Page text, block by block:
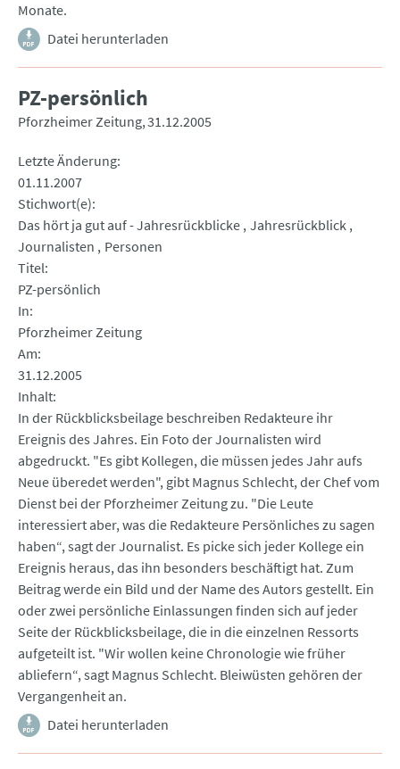
Monate.
Datei herunterladen
PZ-persönlich
Pforzheimer Zeitung 31.12.2005
Letzte Änderung
01.11.2007
Stichwort(e)
Das hört ja gut auf - Jahresrückblicke Jahresrückblick
Journalisten
Personen
Titel
PZ-persönlich
In
Pforzheimer Zeitung
Am
31.12.2005
Inhalt
In der Rückblicksbeilage beschreiben Redakteure ihr
Ereignis des Jahres. Ein Foto der Journalisten wird
abgedruckt. "Es gibt Kollegen, die müssen jedes Jahr aufs
Neue überedet werden", gibt Magnus Schlecht, der Chef vom
Dienst bei der Pforzheimer Zeitung zu. "Die Leute
interessiert aber, was die Redakteure Persönliches zu sagen
haben“, sagt der Journalist. Es picke sich jeder Kollege ein
Ereignis heraus, das ihn besonders beschäftigt hat. Zum
Beitrag werde ein Bild und der Name des Autors gestellt. Ein
oder zwei persönliche Einlassungen finden sich auf jeder
Seite der Rückblicksbeilage, die in die einzelnen Ressorts
aufgeteilt ist. "Wir wollen keine Chronologie wie früher
abliefern“, sagt Magnus Schlecht. Bleiwüsten gehören der
Vergangenheit an.
Datei herunterladen